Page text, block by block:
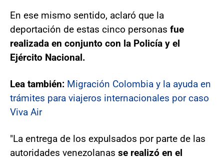
En ese mismo sentido, aclaró que la
deportación de estas cinco personas fue
realizada en conjunto con la Policía y el
Ejército Nacional.
Lea también: Migración Colombia y la ayuda en
trámites para viajeros internacionales por caso
Viva Air
"La entrega de los expulsados por parte de las
autoridades venezolanas se realizó en el